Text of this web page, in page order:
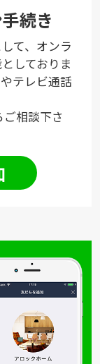
続き
て、オンラ
しておりま
テレビ通話
相談下さ